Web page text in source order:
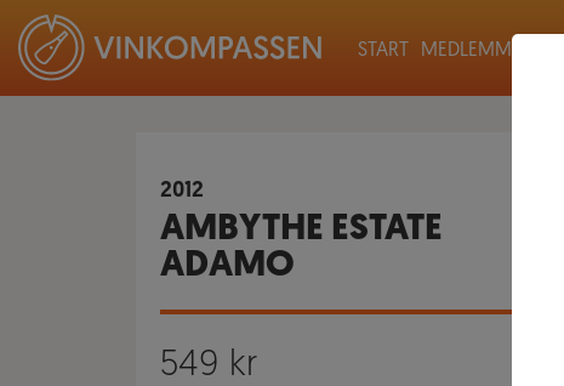
START MEDLEMMAR
2012
AMBYTHE ESTATE
ADAMO
549 kr